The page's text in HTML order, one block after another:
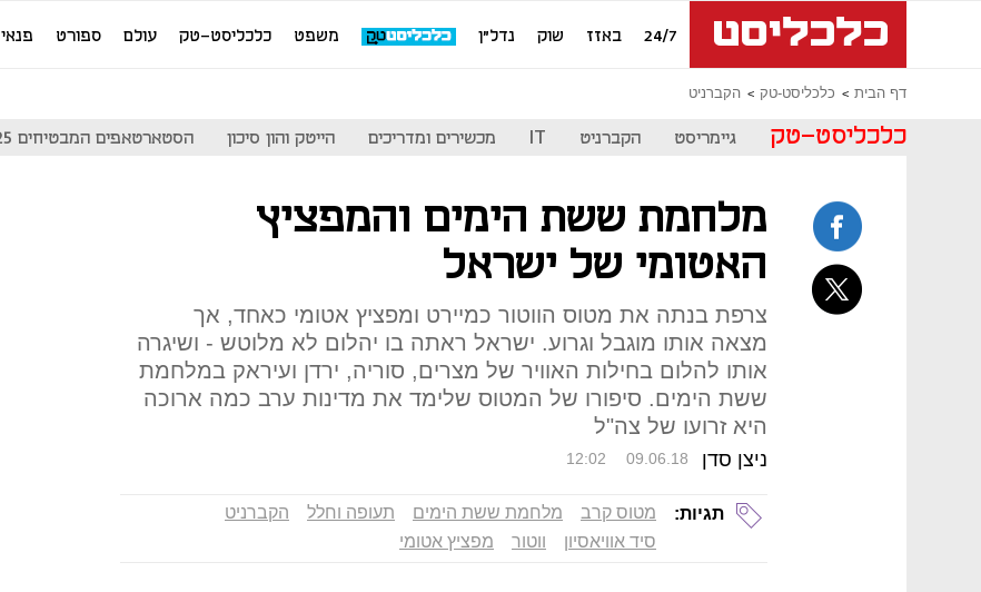
24/7 באזז שוק נדל"ן משפט כלכליסט-טק עולם ספורט פנאי
דף הבית כלכליסט-טק הקברניט
כלכליסט-טק גיימריסט הקברניט IT מכשירים ומדריכים הייטק והון סיכון הסטארטאפים המבטיחים 25
מלחמת ששת הימים והמפציץ
האטומי של ישראל
צרפת בנתה את מטוס הווטור כמיירט ומפציץ אטומי כאחד, אך
מצאה אותו מוגבל וגרוע. ישראל ראתה בו יהלום לא מלוטש - ושיגרה
אותו להלום בחילות האוויר של מצרים, סוריה, ירדן ועיראק במלחמת
ששת הימים. סיפורו של המטוס שלימד את מדינות ערב כמה ארוכה
היא זרועו של צה"ל
ניצן סדן 12:02 09.06.18
תגיות: מטוס קרב מלחמת ששת הימים תעופה וחלל
הקברניט
סיד אוויאסיון
ווטור מפציץ אטומי